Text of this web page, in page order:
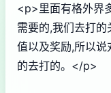
<p>里面有格外界
需要的,我们去打
值以及奖励,所以
的去打的。</p>